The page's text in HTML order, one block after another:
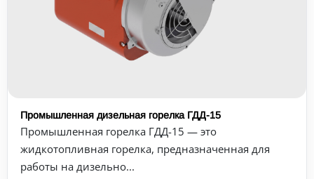
Промышленная дизельная горелка ГДД-15
Промышленная горелка ГДД-15 — это
жидкотопливная горелка, предназначенная для
работы на дизельно...